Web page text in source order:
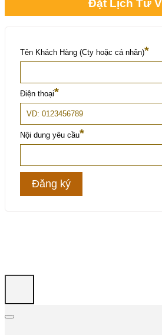
Đặt Lịch Tư